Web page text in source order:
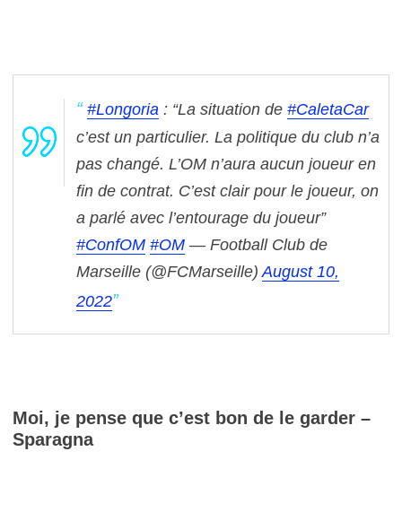
#Longoria : “La situation de #CaletaCar
c’est un particulier. La politique du club n’a
pas changé. L’OM n’aura aucun joueur en
fin de contrat. C’est clair pour le joueur, on
a parlé avec l’entourage du joueur”
#ConfOM #OM — Football Club de
Marseille (@FCMarseille) August 10,
2022
Moi, je pense que c’est bon de le garder –
Sparagna